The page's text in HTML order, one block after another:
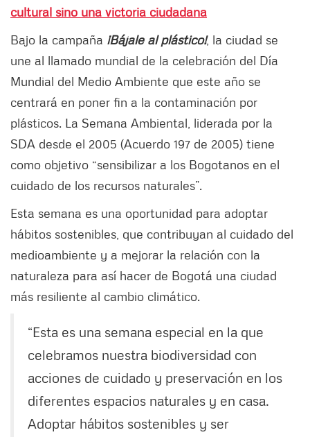
cultural sino una victoria ciudadana
Bajo la campaña ¡Bájale al plástico!, la ciudad se
une al llamado mundial de la celebración del Día
Mundial del Medio Ambiente que este año se
centrará en poner fin a la contaminación por
plásticos. La Semana Ambiental, liderada por la
SDA desde el 2005 (Acuerdo 197 de 2005) tiene
como objetivo “sensibilizar a los Bogotanos en el
cuidado de los recursos naturales”.
Esta semana es una oportunidad para adoptar
hábitos sostenibles, que contribuyan al cuidado del
medioambiente y a mejorar la relación con la
naturaleza para así hacer de Bogotá una ciudad
más resiliente al cambio climático.
“Esta es una semana especial en la que
celebramos nuestra biodiversidad con
acciones de cuidado y preservación en los
diferentes espacios naturales y en casa.
Adoptar hábitos sostenibles y ser